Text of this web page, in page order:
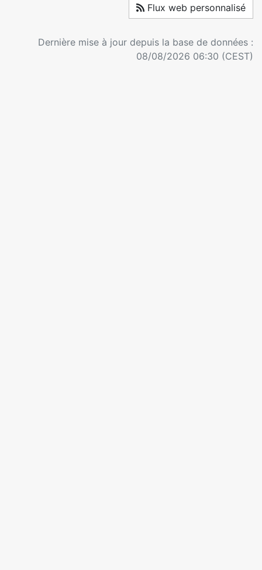
Flux web personnalisé
Dernière mise à jour depuis la base de données :
08/08/2026 06:30 (CEST)